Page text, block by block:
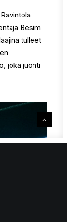
Besim
tulleet
joka juonti